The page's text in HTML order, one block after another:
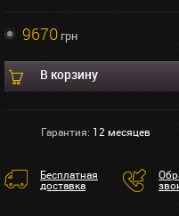
9670грн
В корзину
Гарантия: 12 месяцев
Бесплатная
доставка